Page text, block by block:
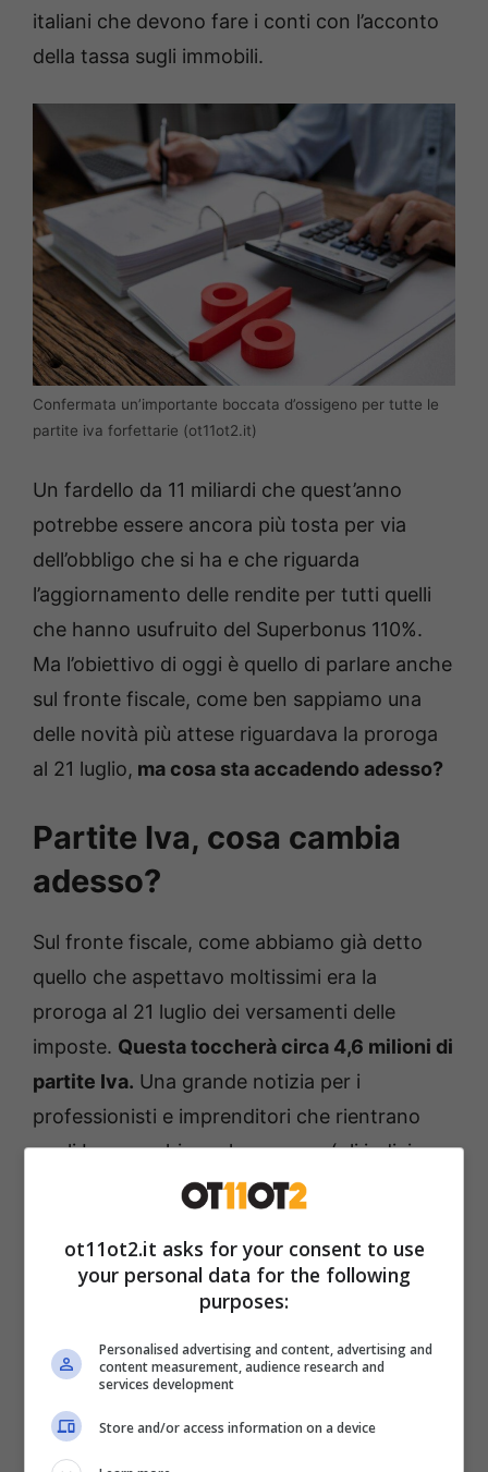
italiani che devono fare i conti con l’acconto
della tassa sugli immobili.
Confermata un’importante boccata d’ossigeno per tutte le
partite iva forfettarie (ot11ot2.it)
Un fardello da 11 miliardi che quest’anno
potrebbe essere ancora più tosta per via
dell’obbligo che si ha e che riguarda
l’aggiornamento delle rendite per tutti quelli
che hanno usufruito del Superbonus 110%.
Ma l’obiettivo di oggi è quello di parlare anche
sul fronte fiscale, come ben sappiamo una
delle novità più attese riguardava la proroga
al 21 luglio, ma cosa sta accadendo adesso?
Partite Iva, cosa cambia
adesso?
Sul fronte fiscale, come abbiamo già detto
quello che aspettavo moltissimi era la
proroga al 21 luglio dei versamenti delle
imposte. Questa toccherà circa 4,6 milioni di
partite Iva. Una grande notizia per i
professionisti e imprenditori che rientrano
negli Isa, per chi non lo sapesse (gli indici
sintetici di affidabilità), ma anche per i
Irap e Iva,ma a questo si aggiunge anche
l’imposta sostitutiva per chi ha aderito al
ot11ot2.it asks for your consent to use
your personal data for the following
purposes:
Personalised advertising and content, advertising and
content measurement, audience research and
services development
Store and/or access information on a device